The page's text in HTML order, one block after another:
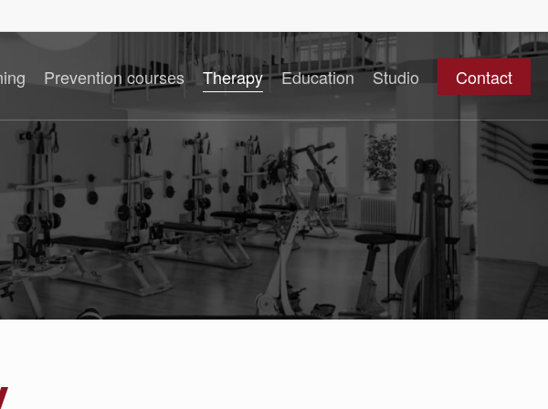
Prevention courses Therapy Education Studio Contact